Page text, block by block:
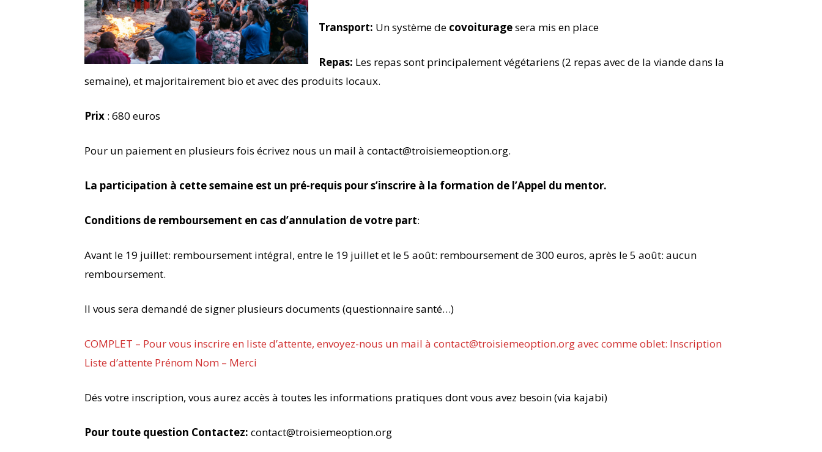
Transport: Un système de covoituragesera mis en place
Repas: Les repas sont principalement végétariens (2 repas avec de la viande dans la
semaine), et majoritairement bio et avec des produits locaux.
Prix : 680 euros
Pour un paiement en plusieurs fois écrivez nous un mail à contact@troisiemeoption.org.
La participation à cette semaine est un pré-requis pour s’inscrire à la formation de l’Appel du mentor.
Conditions de remboursement en cas d’annulation de votre part:
Avant le 19 juillet: remboursement intégral, entre le 19 juillet et le 5 août: remboursement de 300 euros, après le 5 août: aucun
remboursement.
Il vous sera demandé de signer plusieurs documents (questionnaire santé…)
COMPLET – Pour vous inscrire en liste d’attente, envoyez-nous un mail à contact@troisiemeoption.org avec comme oblet: Inscription
Liste d’attente Prénom Nom – Merci
Dés votre inscription, vous aurez accès à toutes les informations pratiques dont vous avez besoin (via kajabi)
Pour toute question Contactez: contact@troisiemeoption.org